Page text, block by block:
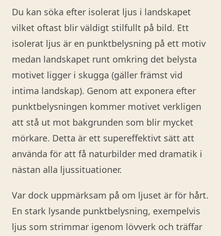
Du kan söka efter isolerat ljus i landskapet
vilket oftast blir väldigt stilfullt på bild. Ett
isolerat ljus är en punktbelysning på ett motiv
medan landskapet runt omkring det belysta
motivet ligger i skugga (gäller främst vid
intima landskap). Genom att exponera efter
punktbelysningen kommer motivet verkligen
att stå ut mot bakgrunden som blir mycket
mörkare. Detta är ett supereffektivt sätt att
använda för att få naturbilder med dramatik i
nästan alla ljussituationer.
Var dock uppmärksam på om ljuset är för hårt.
En stark lysande punktbelysning, exempelvis
ljus som strimmar igenom lövverk och träffar